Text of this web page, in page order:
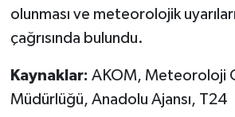
olunması ve meteorolojik
çağrısında bulundu.
Kaynaklar: AKOM, Meteoroloji
Müdürlüğü, Anadolu Ajansı, T24